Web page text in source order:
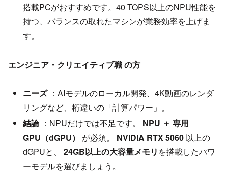
搭載PCがおすすめです。40 TOPS以上のNPU性能を
持つ、バランスの取れたマシンが業務効率を上げま
す。
エンジニア・クリエイティブ職 の方
ニーズ：AIモデルのローカル開発、4K動画のレンダ
リングなど、桁違いの「計算パワー」。
結論：NPUだけでは不足です。 NPU ＋ 専用
GPU（dGPU）
が必須。 NVIDIA RTX 5060 以上の
dGPUと、24GB以上の大容量メモリ を搭載したパワ
ーモデルを選びましょう。